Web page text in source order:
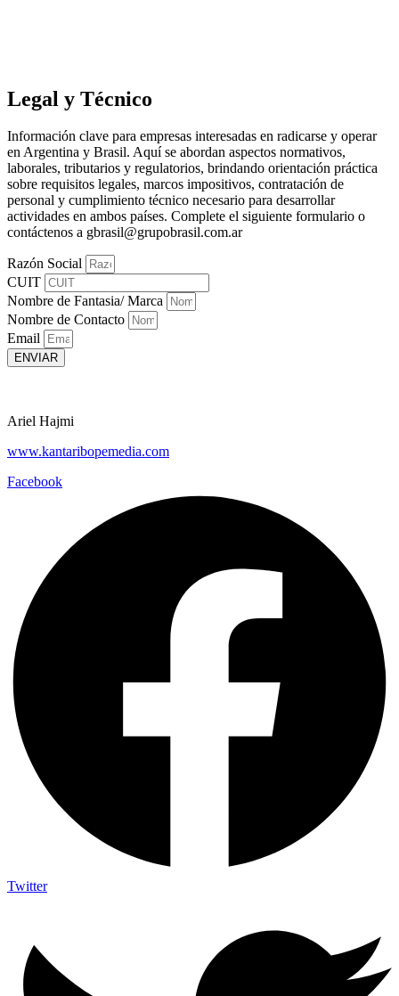
Legal y Técnico
Información clave para empresas interesadas en radicarse y operar
en Argentina y Brasil. Aquí se abordan aspectos normativos,
laborales, tributarios y regulatorios, brindando orientación práctica
sobre requisitos legales, marcos impositivos, contratación de
personal y cumplimiento técnico necesario para desarrollar
actividades en ambos países. Complete el siguiente formulario o
contáctenos a gbrasil@grupobrasil.com.ar
Razón Social
CUIT
Nombre de Fantasia/ Marca
Nombre de Contacto
Email
ENVIAR
Ariel Hajmi
www.kantaribopemedia.com
Facebook
Twitter